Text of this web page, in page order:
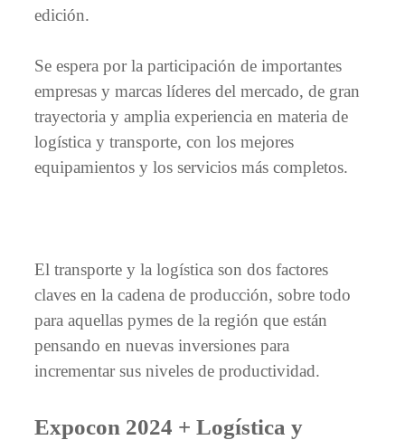
edición.
Se espera por la participación de importantes
empresas y marcas líderes del mercado, de gran
trayectoria y amplia experiencia en materia de
logística y transporte, con los mejores
equipamientos y los servicios más completos.
El transporte y la logística son dos factores
claves en la cadena de producción, sobre todo
para aquellas pymes de la región que están
pensando en nuevas inversiones para
incrementar sus niveles de productividad.
Expocon 2024 + Logística y